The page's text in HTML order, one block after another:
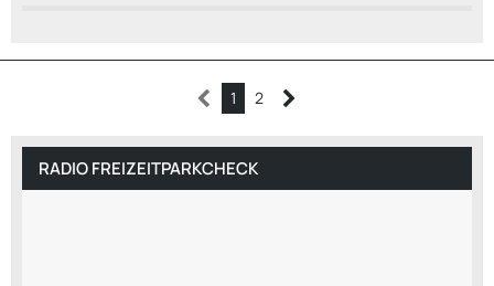
1 2
RADIO FREIZEITPARKCHECK